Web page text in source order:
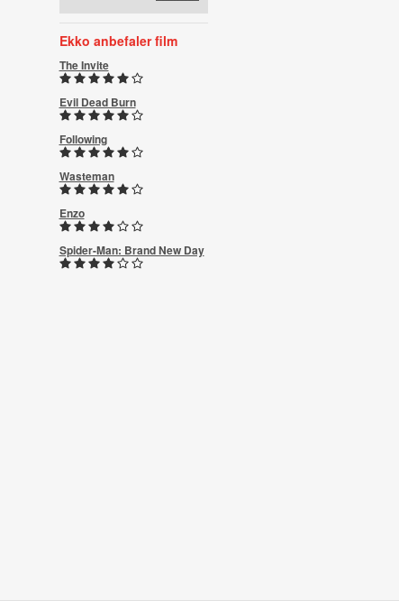
Ekko anbefaler film
The Invite
Evil Dead Burn
Following
Wasteman
Enzo
Spider-Man: Brand New Day